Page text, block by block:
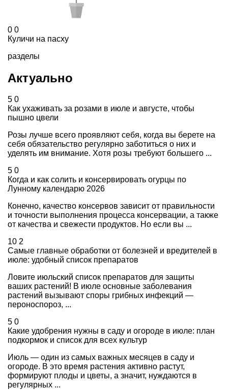
0 0
Куличи на пасху
разделы
Актуально
5 0
Как ухаживать за розами в июле и августе, чтобы
пышно цвели
Розы лучше всего проявляют себя, когда вы берете на
себя обязательство регулярно заботиться о них и
уделять им внимание. Хотя розы требуют большего ...
5 0
Когда и как солить и консервировать огурцы по
Лунному календарю 2026
Конечно, качество консервов зависит от правильности
и точности выполнения процесса консервации, а также
от качества и свежести продуктов. Но если вы ...
10 2
Самые главные обработки от болезней и вредителей в
июле: удобный список препаратов
Ловите июльский список препаратов для защиты
ваших растений! В июле основные заболевания
растений вызывают споры грибных инфекций —
пероноспороз, ...
5 0
Какие удобрения нужны в саду и огороде в июле: план
подкормок и список для всех культур
Июль — один из самых важных месяцев в саду и
огороде. В это время растения активно растут,
формируют плоды и цветы, а значит, нуждаются в
регулярных ...